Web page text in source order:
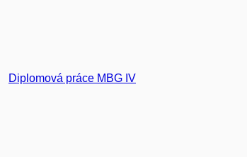
Diplomová práce MBG IV